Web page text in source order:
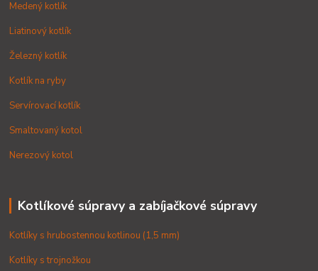
Medený kotlík
Liatinový kotlík
Železný kotlík
Kotlík na ryby
Servírovací kotlík
Smaltovaný kotol
Nerezový kotol
Kotlíkové súpravy a zabíjačkové súpravy
Kotlíky s hrubostennou kotlinou (1,5 mm)
Kotlíky s trojnožkou